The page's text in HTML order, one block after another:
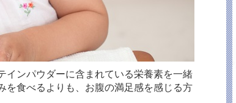
インパウダーに含まれている栄養素を一緒
を食べるよりも、お腹の満足感を感じる方